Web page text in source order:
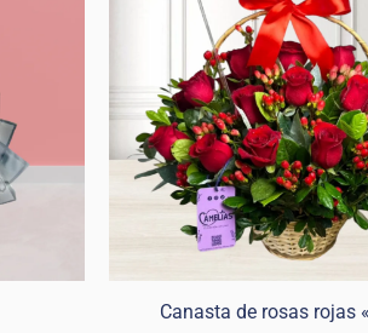
Canasta de rosas rojas